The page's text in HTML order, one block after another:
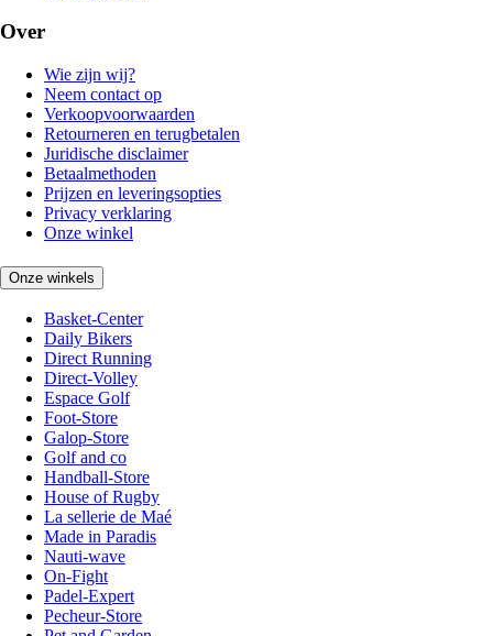
Over
Wie zijn wij?
Neem contact op
Verkoopvoorwaarden
Retourneren en terugbetalen
Juridische disclaimer
Betaalmethoden
Prijzen en leveringsopties
Privacy verklaring
Onze winkel
Onze winkels
Basket-Center
Daily Bikers
Direct Running
Direct-Volley
Espace Golf
Foot-Store
Galop-Store
Golf and co
Handball-Store
House of Rugby
La sellerie de Maé
Made in Paradis
Nauti-wave
On-Fight
Padel-Expert
Pecheur-Store